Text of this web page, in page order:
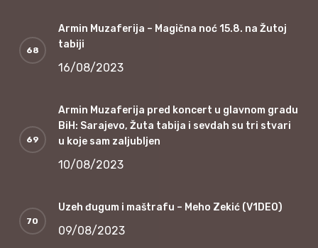
Armin Muzaferija – Magična noć 15.8. na Žutoj
tabiji
16/08/2023
Armin Muzaferija pred koncert u glavnom gradu
BiH: Sarajevo, Žuta tabija i sevdah su tri stvari
u koje sam zaljubljen
10/08/2023
Uzeh đugum i maštrafu – Meho Zekić (V1DEO)
09/08/2023